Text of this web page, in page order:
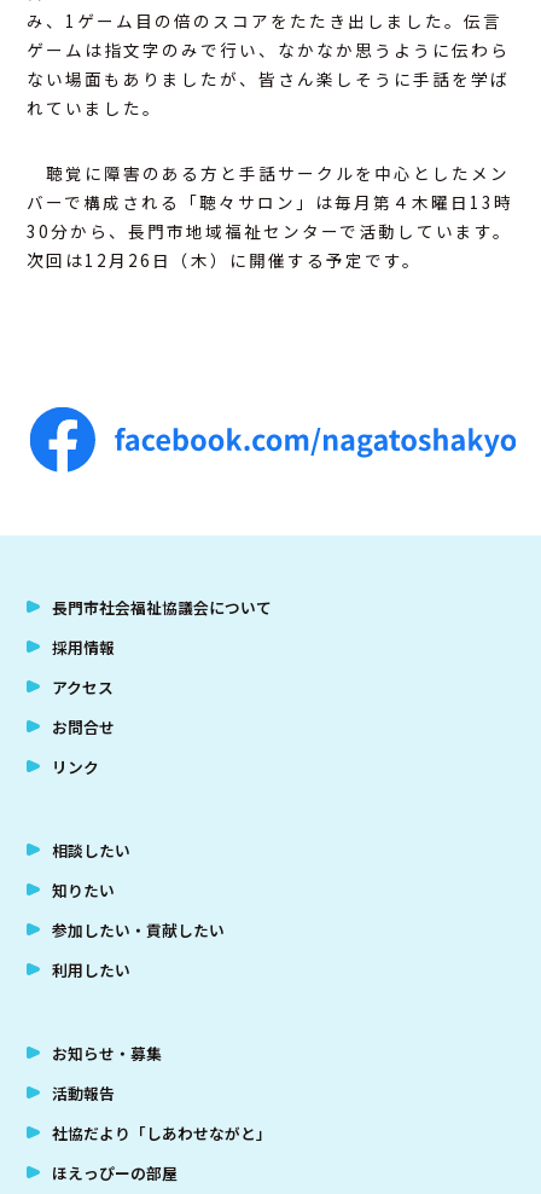
み、1ゲーム目の倍のスコアをたたき出しました。伝言
ゲームは指文字のみで行い、なかなか思うように伝わら
ない場面もありましたが、皆さん楽しそうに手話を学ば
れていました。
聴覚に障害のある方と手話サークルを中心としたメン
バーで構成される「聴々サロン」は毎月第４木曜日13時
30分から、長門市地域福祉センターで活動しています。
次回は12月26日（木）に開催する予定です。
長門市社会福祉協議会について
採用情報
アクセス
お問合せ
リンク
相談したい
知りたい
参加したい・貢献したい
利用したい
お知らせ・募集
活動報告
社協だより「しあわせながと」
ほえっぴーの部屋